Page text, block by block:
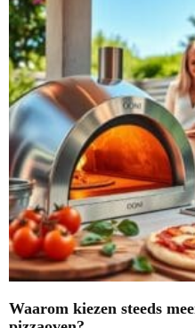
Waarom kiezen steeds